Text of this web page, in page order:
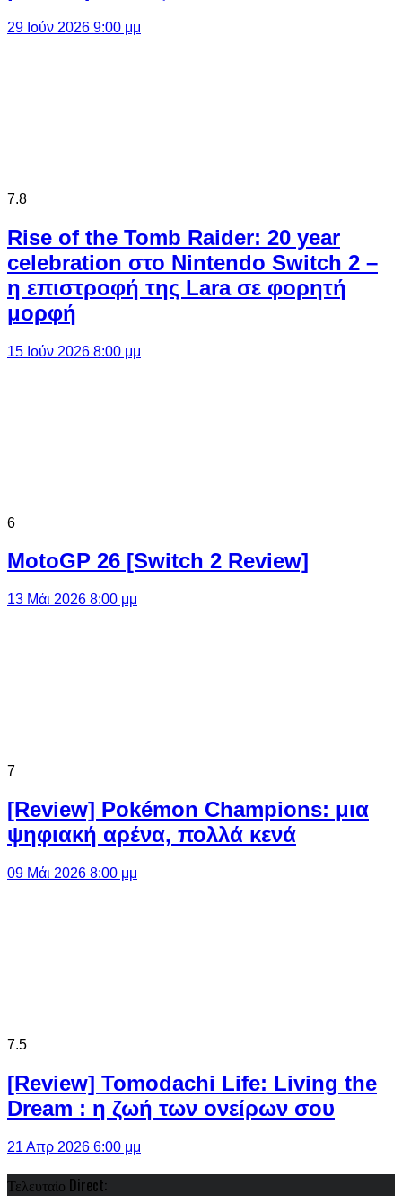
29 Ιούν 2026 9:00 μμ
7.8
Rise of the Tomb Raider: 20 year
celebration στο Nintendo Switch 2 –
η επιστροφή της Lara σε φορητή
μορφή
15 Ιούν 2026 8:00 μμ
6
MotoGP 26 [Switch 2 Review]
13 Μάι 2026 8:00 μμ
7
[Review] Pokémon Champions: μια
ψηφιακή αρένα, πολλά κενά
09 Μάι 2026 8:00 μμ
7.5
[Review] Tomodachi Life: Living the
Dream : η ζωή των ονείρων σου
21 Απρ 2026 6:00 μμ
Τελευταίο Direct: